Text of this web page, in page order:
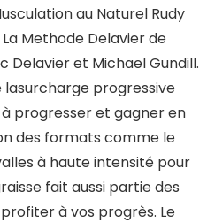
au Naturel Rudy
Methode Delavier de
Delavier et Michael Gundill.
lasurcharge progressive
progresser et gagner en
des formats comme le
à haute intensité pour
fait aussi partie des
à vos progrès. Le